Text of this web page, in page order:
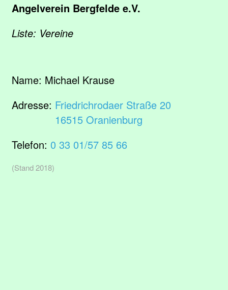
Angelverein Bergfelde e.V.
Liste: Vereine
Name: Michael Krause
Adresse: Friedrichrodaer Straße 20
16515 Oranienburg
Telefon: 0 33 01/57 85 66
(Stand 2018)